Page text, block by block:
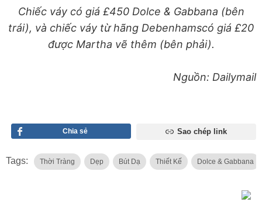
Chiếc váy có giá £450Dolce & Gabbana (bên
trái), và chiếc váy từ hãng Debenhamscó giá £20
đượcMartha vẽ thêm (bên phải).
Nguồn: Dailymail
Chia sẻ Sao chép link
Tags: Thời Tràng Dẹp Bút Dạ Thiết Kế Dolce & Gabbana